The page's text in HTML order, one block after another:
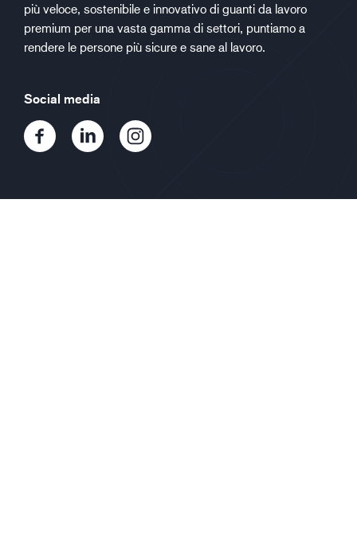
più veloce, sostenibile e innovativo di guanti da lavoro
premium per una vasta gamma di settori, puntiamo a
rendere le persone più sicure e sane al lavoro.
Social media